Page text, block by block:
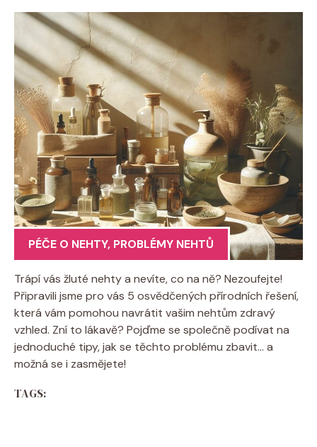
PÉČE O NEHTY, PROBLÉMY NEHTŮ
Trápí vás žluté nehty a nevíte, co na ně? Nezoufejte!
Připravili jsme pro vás 5 osvědčených přírodních řešení,
která vám pomohou navrátit vašim nehtům zdravý
vzhled. Zní to lákavě? Pojďme se společně podívat na
jednoduché tipy, jak se těchto problému zbavit… a
možná se i zasmějete!
TAGS: